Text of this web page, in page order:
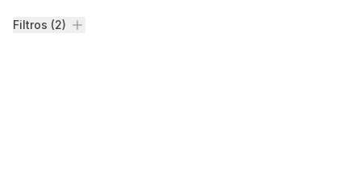
Filtros
Filtros (2)